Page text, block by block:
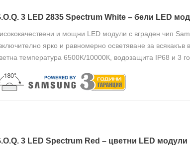
3 LED 2835 Spectrum White – бели LED
и мощни LED модули с вграден чип
ярко и равномерно осветяване за
температура 6500K/10000К, водозащита IP68 и 3
3 LED Spectrum Red – цветни LED модули